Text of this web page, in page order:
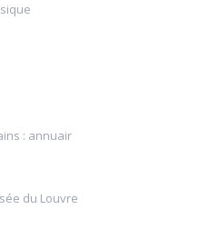
: annuair
du Louvre